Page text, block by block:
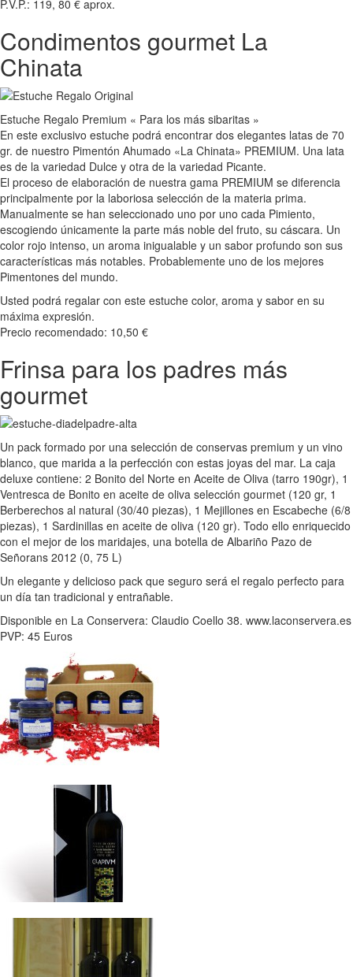
P.V.P.: 119, 80 € aprox.
Condimentos gourmet La
Chinata
Estuche Regalo Premium « Para los más sibaritas »
En este exclusivo estuche podrá encontrar dos elegantes latas de 70
gr. de nuestro Pimentón Ahumado «La Chinata» PREMIUM. Una lata
es de la variedad Dulce y otra de la variedad Picante.
El proceso de elaboración de nuestra gama PREMIUM se diferencia
principalmente por la laboriosa selección de la materia prima.
Manualmente se han seleccionado uno por uno cada Pimiento,
escogiendo únicamente la parte más noble del fruto, su cáscara. Un
color rojo intenso, un aroma inigualable y un sabor profundo son sus
características más notables. Probablemente uno de los mejores
Pimentones del mundo.
Usted podrá regalar con este estuche color, aroma y sabor en su
máxima expresión.
Precio recomendado: 10,50 €
Frinsa para los padres más
gourmet
Un pack formado por una selección de conservas premium y un vino
blanco, que marida a la perfección con estas joyas del mar. La caja
deluxe contiene: 2 Bonito del Norte en Aceite de Oliva (tarro 190gr), 1
Ventresca de Bonito en aceite de oliva selección gourmet (120 gr, 1
Berberechos al natural (30/40 piezas), 1 Mejillones en Escabeche (6/8
piezas), 1 Sardinillas en aceite de oliva (120 gr). Todo ello enriquecido
con el mejor de los maridajes, una botella de Albariño Pazo de
Señorans 2012 (0, 75 L)
Un elegante y delicioso pack que seguro será el regalo perfecto para
un día tan tradicional y entrañable.
Disponible en La Conservera: Claudio Coello 38. www.laconservera.es
PVP: 45 Euros